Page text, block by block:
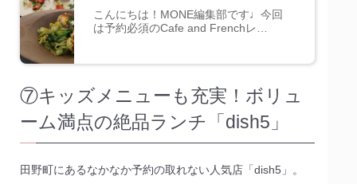
こんにちは！MONE編集部です♩今回
は予約必須のCafe and Frenchレ…
⑦キッズメニューも充実！ボリュ
ーム満点の絶品ランチ「dish5」
田野町にあるなかなか予約の取れない人気店「dish5」。